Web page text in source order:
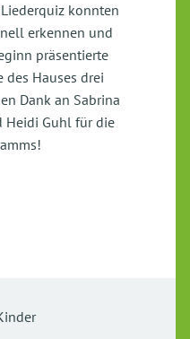
konnten
erkennen und
präsentierte
des Hauses drei
Dank an Sabrina
Heidi Guhl für die